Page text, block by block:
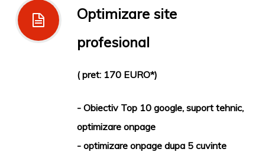
Optimizare site
profesional
( pret: 170 EURO*)
- Obiectiv Top 10 google, suport tehnic,
optimizare onpage
- optimizare onpage dupa 5 cuvinte